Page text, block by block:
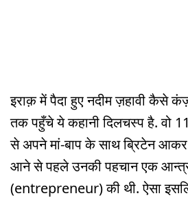
इराक़ में पैदा हुए नदीम ज़हावी कैसे
तक पहुँचे ये कहानी दिलचस्प है. वो
से अपने मां-बाप के साथ ब्रिटेन आकर
आने से पहले उनकी पहचान एक
(entrepreneur) की थी. ऐसा